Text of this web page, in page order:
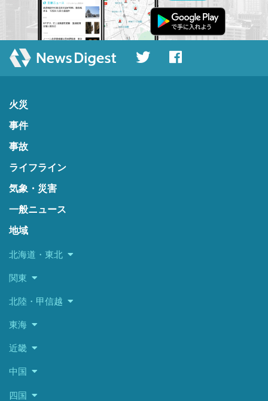
火災
事件
事故
ライフライン
気象・災害
一般ニュース
地域
北海道・東北
関東
北陸・甲信越
東海
近畿
中国
四国